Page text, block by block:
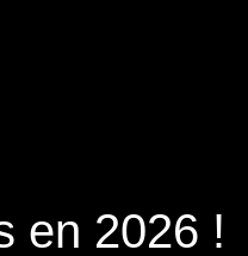
en 2026 !